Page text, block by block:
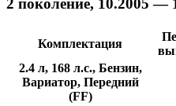
2 поколение, 10.2005 —
Комплектация
2.4 л, 168 л.с., Бензин,
Вариатор, Передний
(FF)